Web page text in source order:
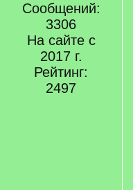
Сообщений:
3306
На сайте с
2017 г.
Рейтинг:
2497